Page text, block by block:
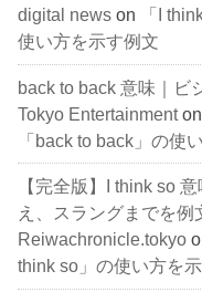
digital news on
「I
使い方を示す例文
back to back 意味｜ビ
Tokyo Entertainmenton
「back to back」の使
【完全版】I think so
え、スラングまでを
Reiwachronicle.tokyo
think so」の使い方を